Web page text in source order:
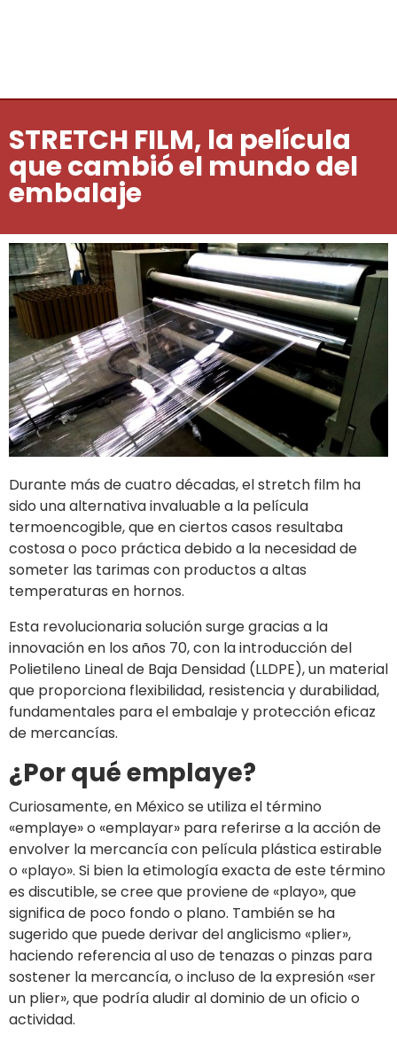
STRETCH FILM, la película
que cambió el mundo del
embalaje
Durante más de cuatro décadas, el stretch film ha
sido una alternativa invaluable a la película
termoencogible, que en ciertos casos resultaba
costosa o poco práctica debido a la necesidad de
someter las tarimas con productos a altas
temperaturas en hornos.
Esta revolucionaria solución surge gracias a la
innovación en los años 70, con la introducción del
Polietileno Lineal de Baja Densidad (LLDPE), un material
que proporciona flexibilidad, resistencia y durabilidad,
fundamentales para el embalaje y protección eficaz
de mercancías.
¿Por qué emplaye?
Curiosamente, en México se utiliza el término
«emplaye» o «emplayar» para referirse a la acción de
envolver la mercancía con película plástica estirable
o «playo». Si bien la etimología exacta de este término
es discutible, se cree que proviene de «playo», que
significa de poco fondo o plano. También se ha
sugerido que puede derivar del anglicismo «plier»,
haciendo referencia al uso de tenazas o pinzas para
sostener la mercancía, o incluso de la expresión «ser
un plier», que podría aludir al dominio de un oficio o
actividad.